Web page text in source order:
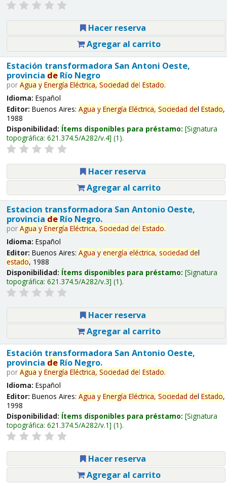
Hacer reserva
Agregar al carrito
Estación transformadora San Antoni Oeste,
provincia deRío Negro
por Agua y Energía Eléctrica, Sociedad del Estado.
Idioma: Español
Editor: Buenos Aires: Agua y Energía Eléctrica, Sociedad del Estado,
1988
Disponibilidad: Ítems disponibles para préstamo: Signatura
topográfica: 621.374.5/A282/v.4 (1).
Hacer reserva
Agregar al carrito
Estacion transformadora San Antonio Oeste,
provincia deRío Negro.
por Agua y Energía Eléctrica, Sociedad del Estado.
Idioma: Español
Editor: Buenos Aires: Agua y energía eléctrica, sociedad del
estado, 1988
Disponibilidad: Ítems disponibles para préstamo: Signatura
topográfica: 621.374.5/A282/v.3 (1).
Hacer reserva
Agregar al carrito
Estación transformadora San Antonio Oeste,
provincia deRío Negro.
por Agua y Energía Eléctrica, Sociedad del Estado.
Idioma: Español
Editor: Buenos Aires: Agua y Energía Eléctrica, Sociedad del Estado,
1998
Disponibilidad: Ítems disponibles para préstamo: Signatura
topográfica: 621.374.5/A282/v.1 (1).
Hacer reserva
Agregar al carrito